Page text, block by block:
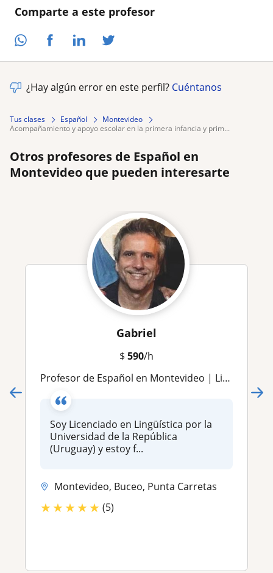
Comparte a este profesor
¿Hay algún error en este perfil? Cuéntanos
Tus clases Español
Montevideo
acompañamiento y apoyo escolar en la primera infancia y prim...
Otros profesores de Español en
Montevideo que pueden interesarte
Gabriel
$ 590/h
Profesor de Español en Montevideo | Lingüista (UdelaR) y formación avalada por Instituto Cervantes
Soy Licenciado en Lingüística por la
Universidad de la República
(Uruguay) y estoy f...
Montevideo, Buceo, Punta Carretas
★★★★★ (5)